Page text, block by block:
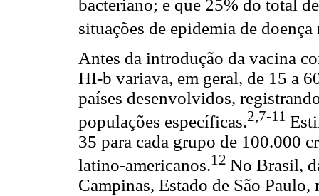
bacteriano; e que 25% do total
situações de epidemia de
Antes da introdução da vacina
HI-b variava, em geral, de 15 a
países desenvolvidos,
populações específicas.2,7-11
35 para cada grupo de 100.000
latino-americanos.12 No Brasil,
Campinas, Estado de São